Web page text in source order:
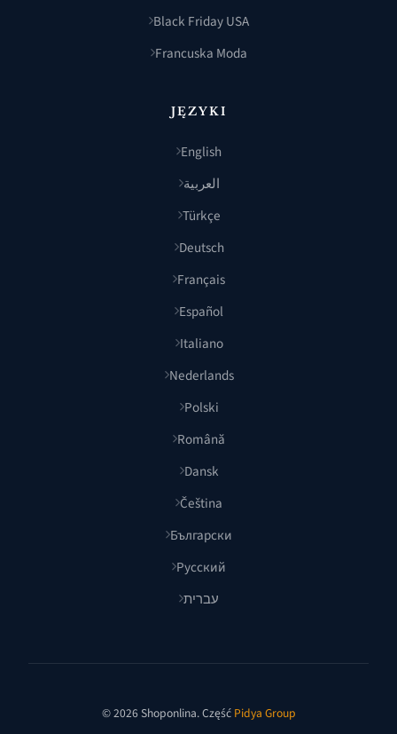
Black Friday USA
Francuska Moda
JĘZYKI
English
العربية
Türkçe
Deutsch
Français
Español
Italiano
Nederlands
Polski
Română
Dansk
Čeština
Български
Русский
עברית
© 2026 Shoponlina. Część Pidya Group